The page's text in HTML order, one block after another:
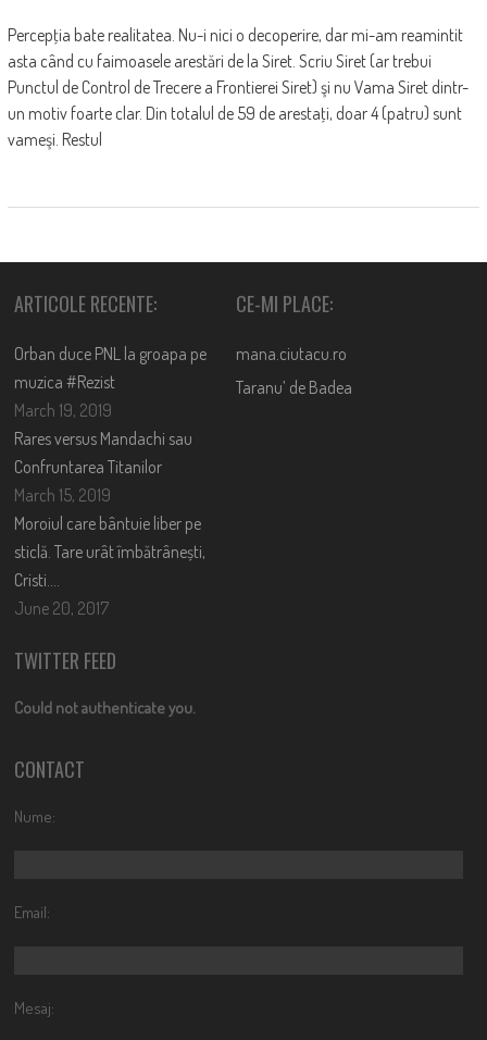
Percepţia bate realitatea. Nu-i nici o decoperire, dar mi-am reamintit
asta când cu faimoasele arestări de la Siret. Scriu Siret (ar trebui
Punctul de Control de Trecere a Frontierei Siret) şi nu Vama Siret dintr-
un motiv foarte clar. Din totalul de 59 de arestaţi, doar 4 (patru) sunt
vameşi. Restul
ARTICOLE RECENTE:
Orban duce PNL la groapa pe
muzica #Rezist
March 19, 2019
Rares versus Mandachi sau
Confruntarea Titanilor
March 15, 2019
Moroiul care bântuie liber pe
sticlă. Tare urât îmbătrânești,
Cristi….
June 20, 2017
CE-MI PLACE:
mana.ciutacu.ro
Taranu’ de Badea
TWITTER FEED
Could not authenticate you.
CONTACT
Nume:
Email:
Mesaj: